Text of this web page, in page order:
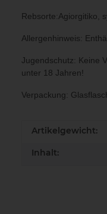
Rebsorte:Agiorgitiko,
Allergenhinweis:
Jugendschutz: Keine
unter 18 Jahren!
Verpackung:
Artikelgewicht:
Inhalt: